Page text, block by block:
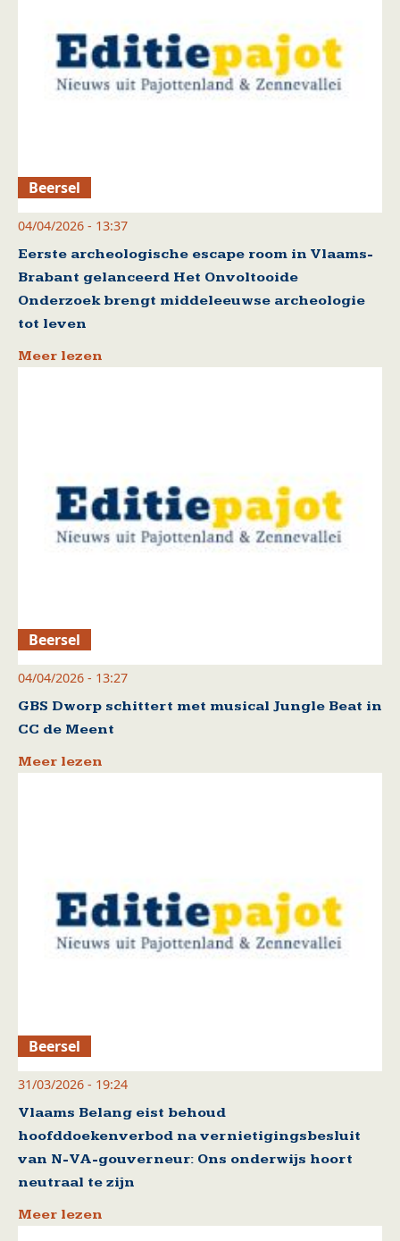
Beersel
04/04/2026 - 13:37
Eerste archeologische escape room in Vlaams-
Brabant gelanceerd Het Onvoltooide
Onderzoek brengt middeleeuwse archeologie
tot leven
Meer lezen
Beersel
04/04/2026 - 13:27
GBS Dworp schittert met musical Jungle Beat in
CC de Meent
Meer lezen
Beersel
31/03/2026 - 19:24
Vlaams Belang eist behoud
hoofddoekenverbod na vernietigingsbesluit
van N-VA-gouverneur: Ons onderwijs hoort
neutraal te zijn
Meer lezen